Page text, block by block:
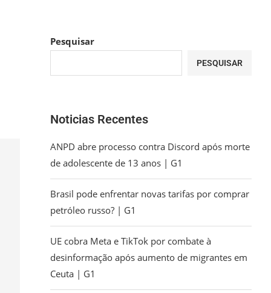
Pesquisar
PESQUISAR
Noticias Recentes
ANPD abre processo contra Discord após morte
de adolescente de 13 anos | G1
Brasil pode enfrentar novas tarifas por comprar
petróleo russo? | G1
UE cobra Meta e TikTok por combate à
desinformação após aumento de migrantes em
Ceuta | G1